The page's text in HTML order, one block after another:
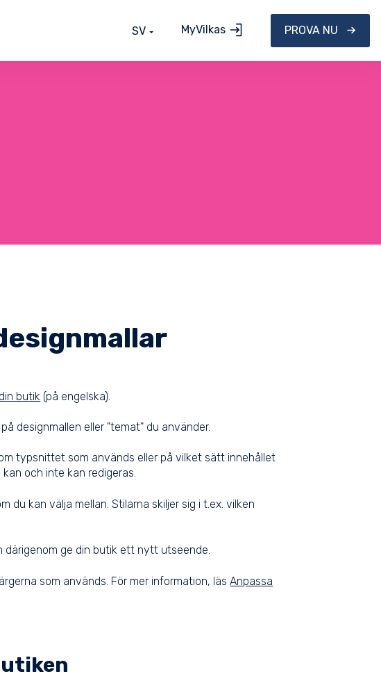
SV MyVilkas PROVA NU
butik (på engelska).
designmallen eller "temat" du använder.
typsnittet som används eller på vilket sätt innehållet
och inte kan redigeras.
du kan välja mellan. Stilarna skiljer sig i t.ex. vilken
ge din butik ett nytt utseende.
som används. För mer information, läsAnpassa